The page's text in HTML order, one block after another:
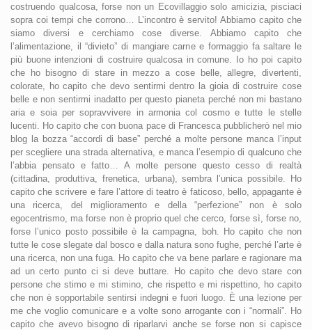
costruendo qualcosa, forse non un Ecovillaggio solo amicizia, pisciaci
sopra coi tempi che corrono… L’incontro è servito! Abbiamo capito che
siamo diversi e cerchiamo cose diverse. Abbiamo capito che
l’alimentazione, il “divieto” di mangiare carne e formaggio fa saltare le
più buone intenzioni di costruire qualcosa in comune. Io ho poi capito
che ho bisogno di stare in mezzo a cose belle, allegre, divertenti,
colorate, ho capito che devo sentirmi dentro la gioia di costruire cose
belle e non sentirmi inadatto per questo pianeta perché non mi bastano
aria e soia per sopravvivere in armonia col cosmo e tutte le stelle
lucenti. Ho capito che con buona pace di Francesca pubblicherò nel mio
blog la bozza “accordi di base” perché a molte persone manca l’input
per scegliere una strada alternativa, e manca l’esempio di qualcuno che
l’abbia pensato e fatto… A molte persone questo cesso di realtà
(cittadina, produttiva, frenetica, urbana), sembra l’unica possibile. Ho
capito che scrivere e fare l’attore di teatro è faticoso, bello, appagante è
una ricerca, del miglioramento e della “perfezione” non è solo
egocentrismo, ma forse non è proprio quel che cerco, forse sì, forse no,
forse l’unico posto possibile è la campagna, boh. Ho capito che non
tutte le cose slegate dal bosco e dalla natura sono fughe, perché l’arte è
una ricerca, non una fuga. Ho capito che va bene parlare e ragionare ma
ad un certo punto ci si deve buttare. Ho capito che devo stare con
persone che stimo e mi stimino, che rispetto e mi rispettino, ho capito
che non è sopportabile sentirsi indegni e fuori luogo. È una lezione per
me che voglio comunicare e a volte sono arrogante con i “normali”. Ho
capito che avevo bisogno di riparlarvi anche se forse non si capisce